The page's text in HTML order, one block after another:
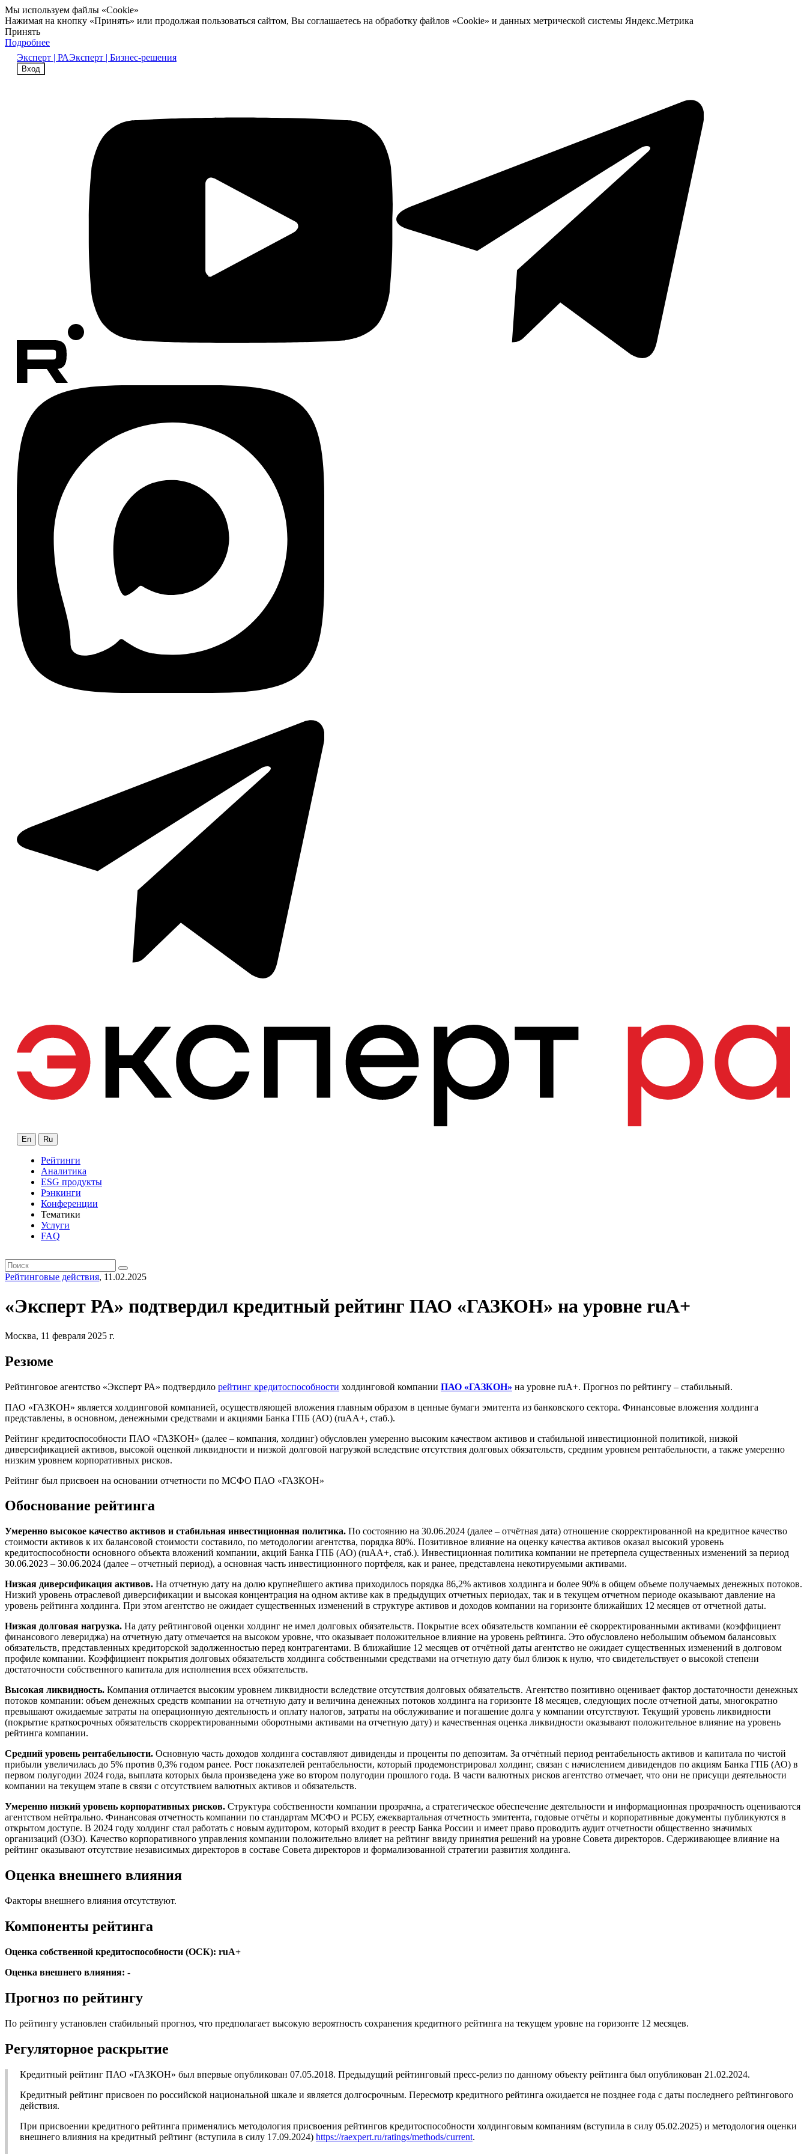
Мы используем файлы «Cookie»
Нажимая на кнопку «Принять» или продолжая пользоваться сайтом, Вы соглашаетесь на обработку файлов «Cookie» и данных метрической системы Яндекс.Метрика
Принять
Подробнее
Эксперт | РАЭксперт | Бизнес-решения
Вход
En Ru
Рейтинги
Аналитика
ESG продукты
Рэнкинги
Конференции
Тематики
Услуги
FAQ
Рейтинговые действия, 11.02.2025
«Эксперт РА» подтвердил кредитный рейтинг ПАО «ГАЗКОН» на уровне ruA+
Москва, 11 февраля 2025 г.
Резюме
Рейтинговое агентство «Эксперт РА» подтвердило рейтинг кредитоспособности холдинговой компании ПАО «ГАЗКОН» на уровне ruА+. Прогноз по рейтингу – стабильный.
ПАО «ГАЗКОН» является холдинговой компанией, осуществляющей вложения главным образом в ценные бумаги эмитента из банковского сектора. Финансовые вложения холдинга
представлены, в основном, денежными средствами и акциями Банка ГПБ (АО) (ruAA+, стаб.).
Рейтинг кредитоспособности ПАО «ГАЗКОН» (далее – компания, холдинг) обусловлен умеренно высоким качеством активов и стабильной инвестиционной политикой, низкой
диверсификацией активов, высокой оценкой ликвидности и низкой долговой нагрузкой вследствие отсутствия долговых обязательств, средним уровнем рентабельности, а также умеренно
низким уровнем корпоративных рисков.
Рейтинг был присвоен на основании отчетности по МСФО ПАО «ГАЗКОН»
Обоснование рейтинга
Умеренно высокое качество активов и стабильная инвестиционная политика. По состоянию на 30.06.2024 (далее – отчётная дата) отношение скорректированной на кредитное качество
стоимости активов к их балансовой стоимости составило, по методологии агентства, порядка 80%. Позитивное влияние на оценку качества активов оказал высокий уровень
кредитоспособности основного объекта вложений компании, акций Банка ГПБ (АО) (ruAA+, стаб.). Инвестиционная политика компании не претерпела существенных изменений за период
30.06.2023 – 30.06.2024 (далее – отчетный период), а основная часть инвестиционного портфеля, как и ранее, представлена некотируемыми активами.
Низкая диверсификация активов. На отчетную дату на долю крупнейшего актива приходилось порядка 86,2% активов холдинга и более 90% в общем объеме получаемых денежных потоков.
Низкий уровень отраслевой диверсификации и высокая концентрация на одном активе как в предыдущих отчетных периодах, так и в текущем отчетном периоде оказывают давление на
уровень рейтинга холдинга. При этом агентство не ожидает существенных изменений в структуре активов и доходов компании на горизонте ближайших 12 месяцев от отчетной даты.
Низкая долговая нагрузка. На дату рейтинговой оценки холдинг не имел долговых обязательств. Покрытие всех обязательств компании её скорректированными активами (коэффициент
финансового левериджа) на отчетную дату отмечается на высоком уровне, что оказывает положительное влияние на уровень рейтинга. Это обусловлено небольшим объемом балансовых
обязательств, представленных кредиторской задолженностью перед контрагентами. В ближайшие 12 месяцев от отчётной даты агентство не ожидает существенных изменений в долговом
профиле компании. Коэффициент покрытия долговых обязательств холдинга собственными средствами на отчетную дату был близок к нулю, что свидетельствует о высокой степени
достаточности собственного капитала для исполнения всех обязательств.
Высокая ликвидность. Компания отличается высоким уровнем ликвидности вследствие отсутствия долговых обязательств. Агентство позитивно оценивает фактор достаточности денежных
потоков компании: объем денежных средств компании на отчетную дату и величина денежных потоков холдинга на горизонте 18 месяцев, следующих после отчетной даты, многократно
превышают ожидаемые затраты на операционную деятельность и оплату налогов, затраты на обслуживание и погашение долга у компании отсутствуют. Текущий уровень ликвидности
(покрытие краткосрочных обязательств скорректированными оборотными активами на отчетную дату) и качественная оценка ликвидности оказывают положительное влияние на уровень
рейтинга компании.
Средний уровень рентабельности. Основную часть доходов холдинга составляют дивиденды и проценты по депозитам. За отчётный период рентабельность активов и капитала по чистой
прибыли увеличилась до 5% против 0,3% годом ранее. Рост показателей рентабельности, который продемонстрировал холдинг, связан с начислением дивидендов по акциям Банка ГПБ (АО) в
первом полугодии 2024 года, выплата которых была произведена уже во втором полугодии прошлого года. В части валютных рисков агентство отмечает, что они не присущи деятельности
компании на текущем этапе в связи с отсутствием валютных активов и обязательств.
Умеренно низкий уровень корпоративных рисков. Структура собственности компании прозрачна, а стратегическое обеспечение деятельности и информационная прозрачность оцениваются
агентством нейтрально. Финансовая отчетность компании по стандартам МСФО и РСБУ, ежеквартальная отчетность эмитента, годовые отчёты и корпоративные документы публикуются в
открытом доступе. В 2024 году холдинг стал работать с новым аудитором, который входит в реестр Банка России и имеет право проводить аудит отчетности общественно значимых
организаций (ОЗО). Качество корпоративного управления компании положительно влияет на рейтинг ввиду принятия решений на уровне Совета директоров. Сдерживающее влияние на
рейтинг оказывают отсутствие независимых директоров в составе Совета директоров и формализованной стратегии развития холдинга.
Оценка внешнего влияния
Факторы внешнего влияния отсутствуют.
Компоненты рейтинга
Оценка собственной кредитоспособности (ОСК): ruA+
Оценка внешнего влияния: -
Прогноз по рейтингу
По рейтингу установлен стабильный прогноз, что предполагает высокую вероятность сохранения кредитного рейтинга на текущем уровне на горизонте 12 месяцев.
Регуляторное раскрытие
Кредитный рейтинг ПАО «ГАЗКОН» был впервые опубликован 07.05.2018. Предыдущий рейтинговый пресс-релиз по данному объекту рейтинга был опубликован 21.02.2024.
Кредитный рейтинг присвоен по российской национальной шкале и является долгосрочным. Пересмотр кредитного рейтинга ожидается не позднее года с даты последнего рейтингового
действия.
При присвоении кредитного рейтинга применялись методология присвоения рейтингов кредитоспособности холдинговым компаниям (вступила в силу 05.02.2025) и методология оценки
внешнего влияния на кредитный рейтинг (вступила в силу 17.09.2024) https://raexpert.ru/ratings/methods/current.